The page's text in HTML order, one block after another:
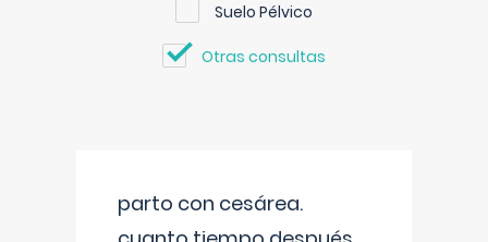
Suelo Pélvico
Otras consultas
parto con cesárea.